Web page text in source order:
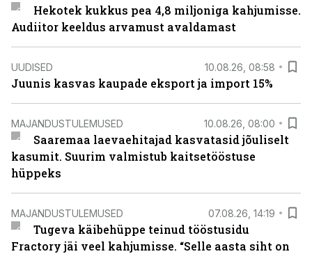
Hekotek kukkus pea 4,8 miljoniga kahjumisse.
Audiitor keeldus arvamust avaldamast
UUDISED 10.08.26, 08:58
Juunis kasvas kaupade eksport ja import 15%
MAJANDUSTULEMUSED 10.08.26, 08:00
Saaremaa laevaehitajad kasvatasid jõuliselt
kasumit. Suurim valmistub kaitsetööstuse
hüppeks
MAJANDUSTULEMUSED 07.08.26, 14:19
Tugeva käibehüppe teinud tööstusidu
Fractory jäi veel kahjumisse. “Selle aasta siht on